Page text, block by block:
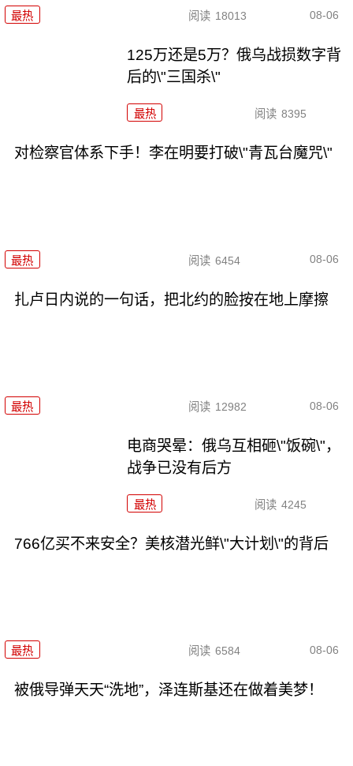
最热 阅读 18013 08-06
125万还是5万？俄乌战损数字背
后的\"三国杀\"
最热 阅读 8395
对检察官体系下手！李在明要打破\"青瓦台魔咒\"
最热 阅读 6454 08-06
扎卢日内说的一句话，把北约的脸按在地上摩擦
最热 阅读 12982 08-06
电商哭晕：俄乌互相砸\"饭碗\"，
战争已没有后方
最热 阅读 4245
766亿买不来安全？美核潜光鲜\"大计划\"的背后
最热 阅读 6584 08-06
被俄导弹天天“洗地”，泽连斯基还在做着美梦！